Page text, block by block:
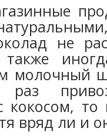
не
молочный
раз
кокосом, то
вряд ли и